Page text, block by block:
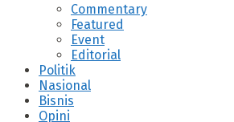
Commentary
Featured
Event
Editorial
Politik
Nasional
Bisnis
Opini